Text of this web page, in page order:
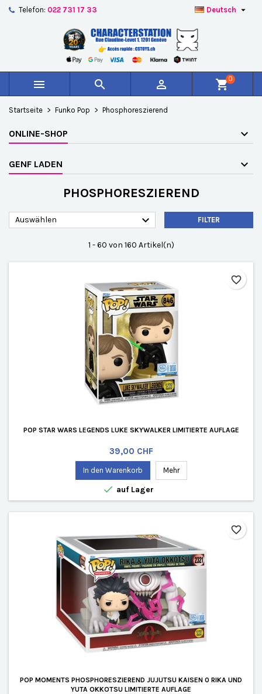
Telefon: 022 731 17 33 Deutsch 
   shopping_cart0
Startseite Funko Pop Phosphoreszierend
ONLINE-SHOP
GENF LADEN
PHOSPHORESZIEREND
Auswählen  FILTER
1 - 60 von 160 Artikel(n)
POP STAR WARS LEGENDS LUKE SKYWALKER LIMITIERTE AUFLAGE
Preis
39,00 CHF
In den Warenkorb Mehr
 auf Lager
favorite_border
POP MOMENTS PHOSPHORESZIEREND JUJUTSU KAISEN 0 RIKA UND
YUTA OKKOTSU LIMITIERTE AUFLAGE
favorite_border
Create new list
((confirmMessage))
((cancelText)) ((modalDeleteText))
Name der Wunschliste
Abbrechen Wunschliste erstellen
Sie müssen angemeldet sein, um Artikel Ihrer
Wunschliste hinzufügen zu können.